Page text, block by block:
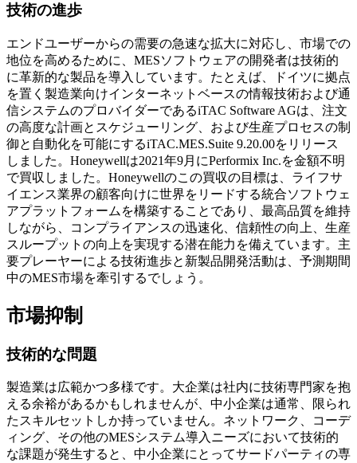
技術の進歩
エンドユーザーからの需要の急速な拡大に対応し、市場での
地位を高めるために、MESソフトウェアの開発者は技術的
に革新的な製品を導入しています。たとえば、ドイツに拠点
を置く製造業向けインターネットベースの情報技術および通
信システムのプロバイダーであるiTAC Software AGは、注文
の高度な計画とスケジューリング、および生産プロセスの制
御と自動化を可能にするiTAC.MES.Suite 9.20.00をリリース
しました。Honeywellは2021年9月にPerformix Inc.を金額不明
で買収しました。Honeywellのこの買収の目標は、ライフサ
イエンス業界の顧客向けに世界をリードする統合ソフトウェ
アプラットフォームを構築することであり、最高品質を維持
しながら、コンプライアンスの迅速化、信頼性の向上、生産
スループットの向上を実現する潜在能力を備えています。主
要プレーヤーによる技術進歩と新製品開発活動は、予測期間
中のMES市場を牽引するでしょう。
市場抑制
技術的な問題
製造業は広範かつ多様です。大企業は社内に技術専門家を抱
える余裕があるかもしれませんが、中小企業は通常、限られ
たスキルセットしか持っていません。ネットワーク、コーデ
ィング、その他のMESシステム導入ニーズにおいて技術的
な課題が発生すると、中小企業にとってサードパーティの専